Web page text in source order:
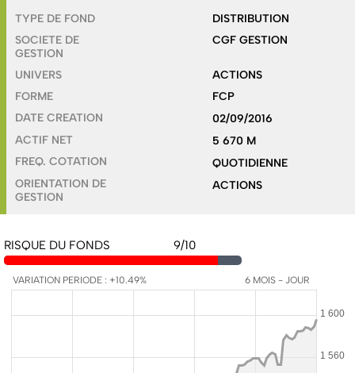
TYPE DE FOND
DISTRIBUTION
SOCIETE DE
GESTION
CGF GESTION
UNIVERS
ACTIONS
FORME
FCP
DATE CREATION
02/09/2016
ACTIF NET
5 670 M
FREQ. COTATION
QUOTIDIENNE
ORIENTATION DE
GESTION
ACTIONS
RISQUE DU FONDS 9/10
VARIATION PERIODE : +10.49% 6 MOIS - JOUR